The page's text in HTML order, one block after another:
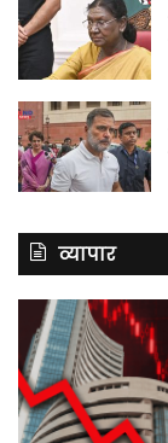
व्यापार